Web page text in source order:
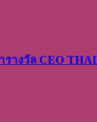
รางวัล CEO